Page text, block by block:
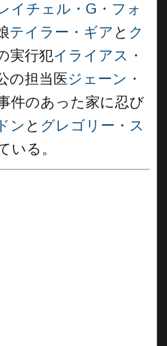
イチェル・G・フォ
テイラー・ギア と ク
実行犯イライアス・
の担当医ジェーン・
件のあった家に忍び
ン と グレゴリー・ス
いる。